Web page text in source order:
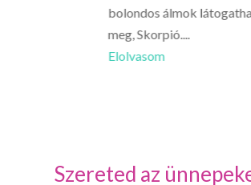
bolondos álmok
meg, Skorpió....
Elolvasom
Szereted az